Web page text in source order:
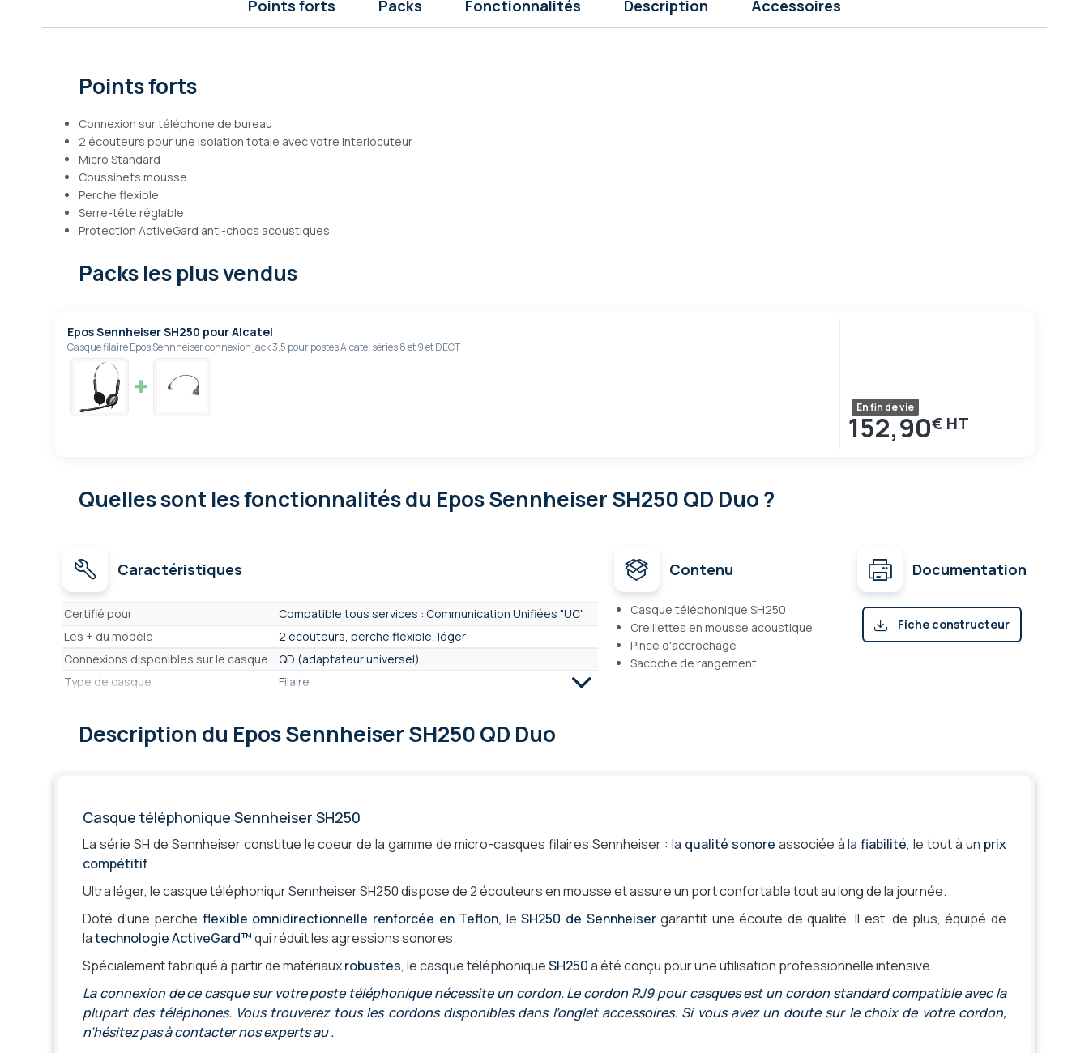
d’images
Points forts Packs Fonctionnalités Description Accessoires
Points forts
Connexion sur téléphone de bureau
2 écouteurs pour une isolation totale avec votre interlocuteur
Micro Standard
Coussinets mousse
Perche flexible
Serre-tête réglable
Protection ActiveGard anti-chocs acoustiques
Packs les plus vendus
Epos Sennheiser SH250 pour Alcatel
Casque filaire Epos Sennheiser connexion jack 3.5 pour postes Alcatel séries 8 et 9 et DECT
En fin de vie
152,90€
Quelles sont les fonctionnalitésdu Epos Sennheiser SH250 QD Duo ?
Caractéristiques
Caractéristiques
Certifié pour
Compatible tous services : Communication Unifiées "UC"
Les + du modèle
2 écouteurs, perche flexible, léger
Connexions disponibles sur le casque
QD (adaptateur universel)
Type de casque
Filaire
Écouteurs Anti bruit Actifs (ANC)
Non
Format Casque
Matière des écouteurs
en simili-cuir
Protection acoustique
Technologie ActiveGard
Compatible Push-to-Talk
Mode muet
Non
Son large bande (VoIP)
Non
Optimisé Microsoft Teams / Zoom
Prise de déconnexion rapide
Oui
Garantie
2 ans
Perche-micro standard
Contenu
Casque téléphonique SH250
Oreillettes en mousse acoustique
Pince d'accrochage
Sacoche de rangement
Documentation
Fiche constructeur
Description du Epos Sennheiser SH250 QD Duo
Casque téléphonique Sennheiser SH250
La série SH de Sennheiser constitue le coeur de la gamme de micro-casques filaires Sennheiser : la qualité sonore associée à lafiabilité, le tout à un prix
compétitif.
Ultra léger, le casque téléphoniqur Sennheiser SH250 dispose de 2 écouteurs en mousse et assure un port confortable tout au long de la journée.
Doté d'une perche flexible omnidirectionnelle renforcée en Teflon, leSH250 de Sennheisergarantit une écoute de qualité. Il est, de plus, équipé de
latechnologie ActiveGard™qui réduit les agressions sonores.
Spécialement fabriqué à partir de matériauxrobustes, le casque téléphoniqueSH250a été conçu pour une utilisation professionnelle intensive.
La connexion de ce casque sur votre poste téléphonique nécessite un cordon. Le cordon RJ9 pour casques est un cordon standard compatible avec la
plupart des téléphones. Vous trouverez tous les cordons disponibles dans l’onglet accessoires. Si vous avez un doute sur le choix de votre cordon,
n’hésitez pas à contacter nos experts au .